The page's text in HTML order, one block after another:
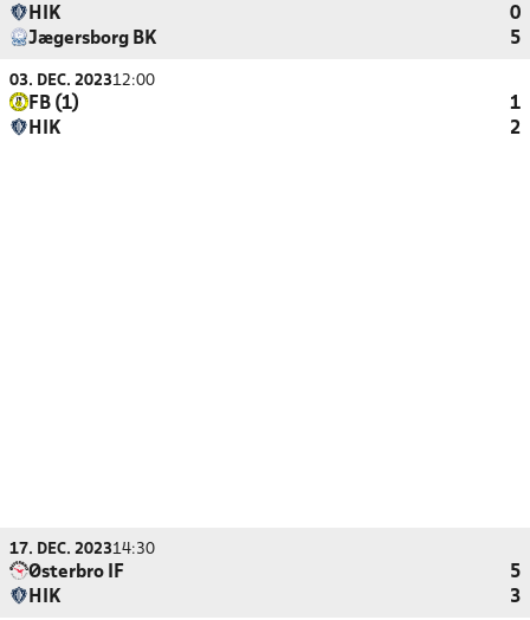
HIK
0
Jægersborg BK
5
03. DEC. 202312:00
FB (1)
1
HIK
2
17. DEC. 202314:30
Østerbro IF
5
HIK
3